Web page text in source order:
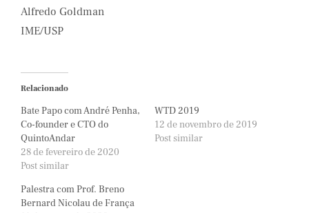
Alfredo Goldman
IME/USP
Relacionado
Bate Papo com André Penha,
Co-founder e CTO do
QuintoAndar
28 de fevereiro de 2020
Post similar
WTD 2019
12 de novembro de 2019
Post similar
Palestra com Prof. Breno
Bernard Nicolau de França